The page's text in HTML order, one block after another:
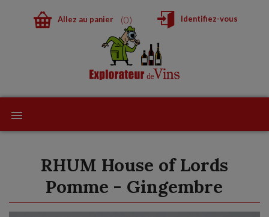
0
Allez au panier Identifiez-vous
RHUM House of Lords
Pomme - Gingembre